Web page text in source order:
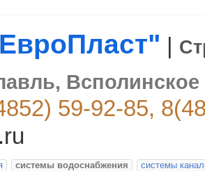
Всполинское
59-92-85,
системы водоснабжения системы